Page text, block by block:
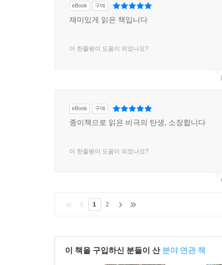
eBook 구매
재미있게 읽은 책입니다
이 한줄평이 도움이 되었나요?
eBook 구매
종이책으로 읽은 비극의 탄생, 소장합니다
이 한줄평이 도움이 되었나요?
1 2
이 책을 구입하신 분들이 산 분야 연관 책